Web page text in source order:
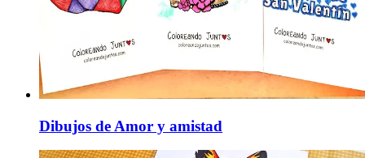
Dibujos de Amor y amistad